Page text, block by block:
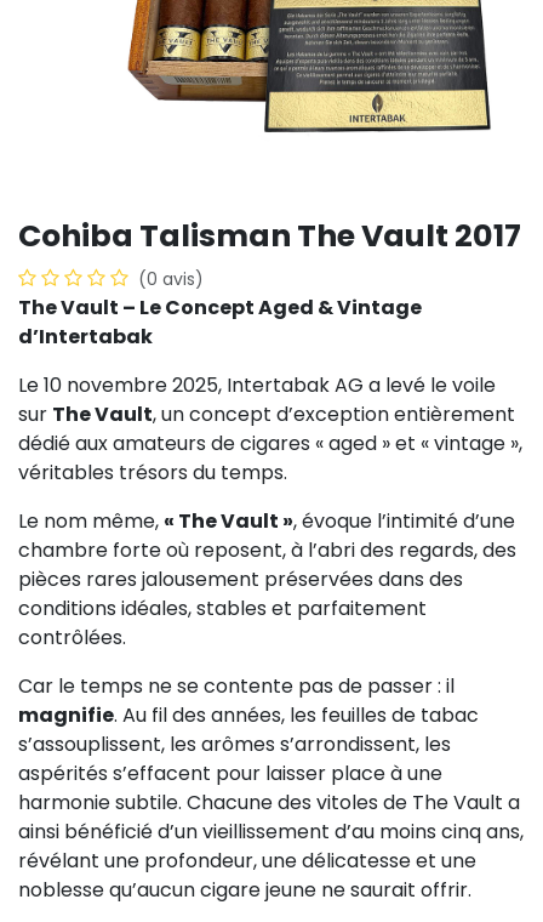
Cohiba Talisman The Vault 2017
(0 avis)
The Vault – Le Concept Aged & Vintage
d’Intertabak
Le 10 novembre 2025, Intertabak AG a levé le voile
sur The Vault, un concept d’exception entièrement
dédié aux amateurs de cigares « aged » et « vintage »,
véritables trésors du temps.
Le nom même, « The Vault », évoque l’intimité d’une
chambre forte où reposent, à l’abri des regards, des
pièces rares jalousement préservées dans des
conditions idéales, stables et parfaitement
contrôlées.
Car le temps ne se contente pas de passer : il
magnifie. Au fil des années, les feuilles de tabac
s’assouplissent, les arômes s’arrondissent, les
aspérités s’effacent pour laisser place à une
harmonie subtile. Chacune des vitoles de The Vault a
ainsi bénéficié d’un vieillissement d’au moins cinq ans,
révélant une profondeur, une délicatesse et une
noblesse qu’aucun cigare jeune ne saurait offrir.